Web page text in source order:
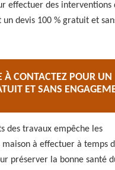
effectuer des interventions
devis 100 % gratuit et
À CONTACTEZ POUR UN
ET SANS
des travaux empêche les
à effectuer à temps
préserver la bonne santé